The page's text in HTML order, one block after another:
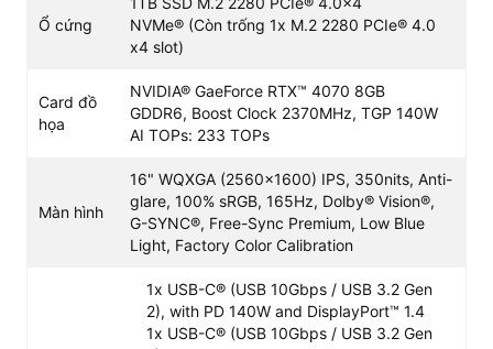
dùng.
>> Xem thêm: Các dòng laptop gaming giá rẻ, cấu hình
mạnh mẽ -
Lenovo LOQ
Trải nghiệm hình ảnh sống động
Bên cạnh cấu hình ấn tượng,Lenovo Legion Slim 5
16AHP9 cũng sở hữu màn hình vô cùng chất lượng. Màn
hình có kích thước 16 inch, độ phân giải WQXGA
(2560x1600) đi cùng độ phủ màu 100% sRGB đem đến
sống động và chân thực.
Ổ cứng
NVMe® (Còn trống 1x M.2 2280 PCIe® 4.0
x4 slot)
Card đồ
họa
NVIDIA® GaeForce RTX™ 4070 8GB
GDDR6, Boost Clock 2370MHz, TGP 140W
AI TOPs: 233 TOPs
Màn hình
16" WQXGA (2560x1600) IPS, 350nits, Anti-
glare, 100% sRGB, 165Hz, Dolby® Vision®,
G-SYNC®, Free-Sync Premium, Low Blue
Light, Factory Color Calibration
1x USB-C® (USB 10Gbps / USB 3.2 Gen
2), with PD 140W and DisplayPort™ 1.4
1x USB-C® (USB 10Gbps / USB 3.2 Gen